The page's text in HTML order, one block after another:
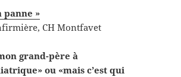
panne »
CH Montfavet
grand-père à
ou «mais c’est qui